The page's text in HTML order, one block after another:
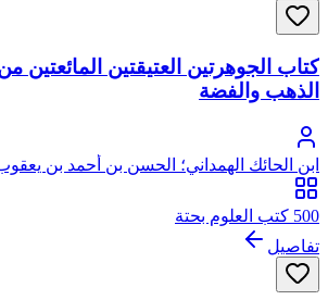
كتاب الجوهرتين العتيقتين المائعتين
الذهب والفضة
ابن الحائك الهمداني؛ الحسن بن أحمد بن
محمد
500 كتب العلوم بحتة
تفاصيل